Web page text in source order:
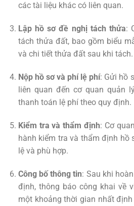
các tài liệu khác có liên quan.
Lập hồ sơ đề nghị tách thửa:
tách thửa đất, bao gồm biểu
và chi tiết thửa đất sau khi tách.
Nộp hồ sơ và phí lệ phí: Gửi hồ
liên quan đến cơ quan quản
thanh toán lệ phí theo quy định.
Kiểm tra và thẩm định: Cơ
hành kiểm tra và thẩm định hồ
lệ và phù hợp.
Công bố thông tin: Sau khi
định, thông báo công khai về
một khoảng thời gian nhất